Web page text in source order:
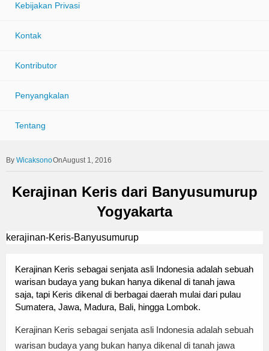
Kebijakan Privasi
Kontak
Kontributor
Penyangkalan
Tentang
WicaksonoOnAugust 1, 2016
Kerajinan Keris dari Banyusumurup
Yogyakarta
kerajinan-Keris-Banyusumurup
Kerajinan Keris sebagai senjata asli Indonesia adalah sebuah
warisan budaya yang bukan hanya dikenal di tanah jawa
saja, tapi Keris dikenal di berbagai daerah mulai dari pulau
Sumatera, Jawa, Madura, Bali, hingga Lombok.
Kerajinan Keris sebagai senjata asli Indonesia adalah sebuah
warisan budaya yang bukan hanya dikenal di tanah jawa